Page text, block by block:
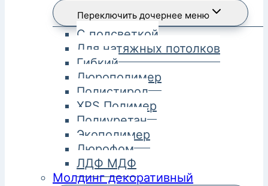
Переключить дочернее меню
С подсветкой
Для натяжных потолков
Гибкий
Дюрополимер
Полистирол
XPS Полимер
Полиуретан
Экополимер
Дюрофом
ЛДФ МДФ
Молдинг декоративный